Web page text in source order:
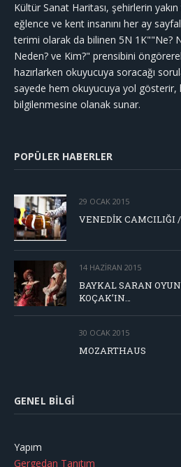
Kültür Sanat Haritası, şehirlerin
eğlence ve kent insanını her ay
terimi olarak da bilinen 5N 1K""Ne?
Neden? ve Kim?" prensibini
hazırlarken okuyucuya soracağı
sayede hem okuyucuya yol gösterir,
bilgilenmesine olanak sunar.
POPÜLER HABERLER
29 OCAK 2015
VENEDİK CAMCILIĞI
14 HAZIRAN 2015
BAYKAL SARAN
KOÇAK’IN…
30 OCAK 2015
MOZARTHAUS
GENEL BILGI
Yapım
Gergedan Tanıtım